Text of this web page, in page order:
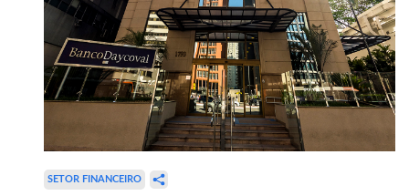
SETOR FINANCEIRO